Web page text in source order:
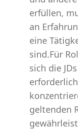
erfüllen,
an
eine
sind.Für
sich die
geltenden